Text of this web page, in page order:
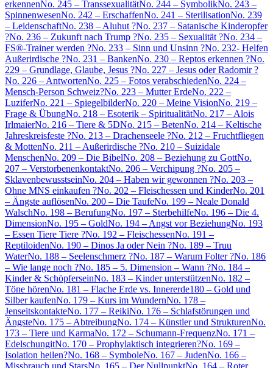
erkennenNo. 245 – TranssexualitätNo. 244 – SymbolikNo. 243 –
SpinnenwesenNo. 242 – ErschaffenNo. 241 – SterilisationNo. 239
– LeidenschaftNo. 238 – Aluhut ?No. 237 – Satanische Kinderopfer
?No. 236 – Zukunft nach Trump ?No. 235 – Sexualität ?No. 234 –
FS®-Trainer werden ?No. 233 – Sinn und Unsinn ?No. 232- Helfen
Außerirdische ?No. 231 – BankenNo. 230 – Reptos erkennen ?No.
229 – Grundlage, Glaube, Jesus ?No. 227 – Jesus oder Radomir ?
No. 226 – AntwortenNo. 225 – Fotos verabschiedenNo. 224 –
Mensch-Person Schweiz?No. 223 – Mutter ErdeNo. 222 –
LuziferNo. 221 – SpiegelbilderNo. 220 – Meine VisionNo. 219 –
Frage & ÜbungNo. 218 – Esoterik – SpiritualitätNo. 217 – Alois
IrlmaierNo. 216 – Tiere & 5DNo. 215 – BetenNo. 214 – Keltische
Jahreskreisfeste ?No. 213 – Drachenseele ?No. 212 – Fruchtfliegen
& MottenNo. 211 – Außerirdische ?No. 210 – Suizidale
MenschenNo. 209 – Die BibelNo. 208 – Beziehung zu GottNo.
207 – VerstorbenenkontaktNo. 206 – Verchipung ?No. 205 –
SklavenbewusstseinNo. 204 – Haben wir gewonnen ?No. 203 –
Ohne MNS einkaufen ?No. 202 – Fleischessen und KinderNo. 201
– Ängste auflösenNo. 200 – Die TaufeNo. 199 – Neale Donald
WalschNo. 198 – BerufungNo. 197 – SterbehilfeNo. 196 – Die 4.
DimensionNo. 195 – GoldNo. 194 – Angst vor BeziehungNo. 193
– Essen Tiere Tiere ?No. 192 – FleischessenNo. 191 –
ReptiloidenNo. 190 – Dinos Ja oder Nein ?No. 189 – Truu
WaterNo. 188 – Seelenschmerz ?No. 187 – Warum Folter ?No. 186
– Wie lange noch ?No. 185 – 5. Dimension – Wann ?No. 184 –
Kinder & SchöpferseinNo. 183 – Kinder unterstützenNo. 182 –
Töne hörenNo. 181 – Flache Erde vs. Innererde180 – Gold und
Silber kaufenNo. 179 – Kurs im WundernNo. 178 –
JenseitskontakteNo. 177 – ReikiNo. 176 – Schlafstörungen und
ÄngsteNo. 175 – AbtreibungNo. 174 – Künstler und StrukturenNo.
173 – Tiere und KarmaNo. 172 – Schumann-FrequenzNo. 171 –
EdelschungitNo. 170 – Prophylaktisch integrieren?No. 169 –
Isolation heilen?No. 168 – SymboleNo. 167 – JudenNo. 166 –